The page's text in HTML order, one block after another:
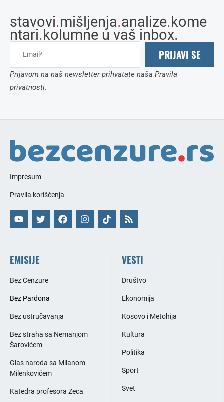
stavovi.mišljenja.analize.kome
ntari.kolumne u vaš inbox.
PRIJAVI SE
Prijavom na naš newsletter prihvatate naša Pravila
privatnosti.
Impresum
Pravila korišćenja
EMISIJE
Bez Cenzure
Bez Pardona
Bez ustručavanja
Bez straha sa Nemanjom
Šarovićem
Glas naroda sa Milanom
Milenkovićem
Katedra profesora Zeca
VESTI
Društvo
Ekonomija
Kosovo i Metohija
Kultura
Politika
Sport
Svet